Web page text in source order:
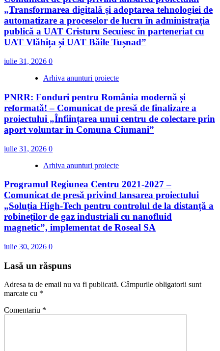
„Transformarea digitală și adoptarea tehnologiei de
automatizare a proceselor de lucru în administrația
publică a UAT Cristuru Secuiesc în parteneriat cu
UAT Vlăhița și UAT Băile Tușnad”
iulie 31, 2026 0
Arhiva anunturi proiecte
PNRR: Fonduri pentru România modernă și
reformată! – Comunicat de presă de finalizare a
proiectului „Înființarea unui centru de colectare prin
aport voluntar în Comuna Ciumani”
iulie 31, 2026 0
Arhiva anunturi proiecte
Programul Regiunea Centru 2021-2027 –
Comunicat de presă privind lansarea proiectului
„Soluția High‑Tech pentru controlul de la distanță a
robineților de gaz industriali cu nanofluid
magnetic”, implementat de Roseal SA
iulie 30, 2026 0
Lasă un răspuns
Adresa ta de email nu va fi publicată. Câmpurile obligatorii sunt
marcate cu *
Comentariu *